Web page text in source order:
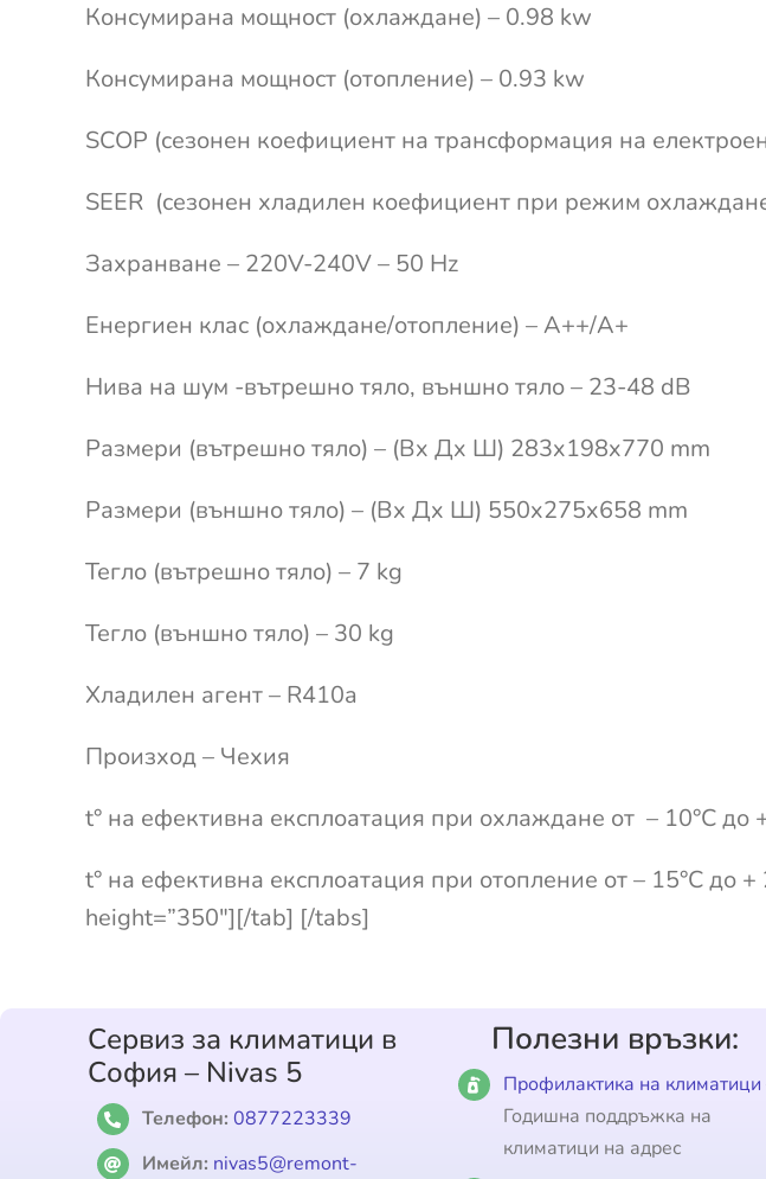
Консумирана мощност (охлаждане) – 0.98 kw
Консумирана мощност (отопление) – 0.93 kw
SCOP (сезонен коефициент на трансформация на
SEER (сезонен хладилен коефициент при режим
Захранване – 220V-240V – 50 Hz
Енергиен клас (охлаждане/отопление) – A++/A+
Нива на шум -вътрешно тяло, външно тяло – 23-48 dB
Размери (вътрешно тяло) – (Вx Дx Ш) 283x198x770 mm
Размери (външно тяло) – (Вx Дx Ш) 550x275x658 mm
Тегло (вътрешно тяло) – 7 kg
Тегло (външно тяло) – 30 kg
Хладилен агент – R410a
Произход – Чехия
t° на ефективна експлоатация при охлаждане от – 10°С до
t° на ефективна експлоатация при отопление от – 15°С до
height=”350″][/tab] [/tabs]
Сервиз за климатици в
София – Nivas 5
Телефон: 0877223339
Имейл: nivas5@remont-
Полезни връзки:
Профилактика на климатици
Годишна поддръжка на
климатици на адрес